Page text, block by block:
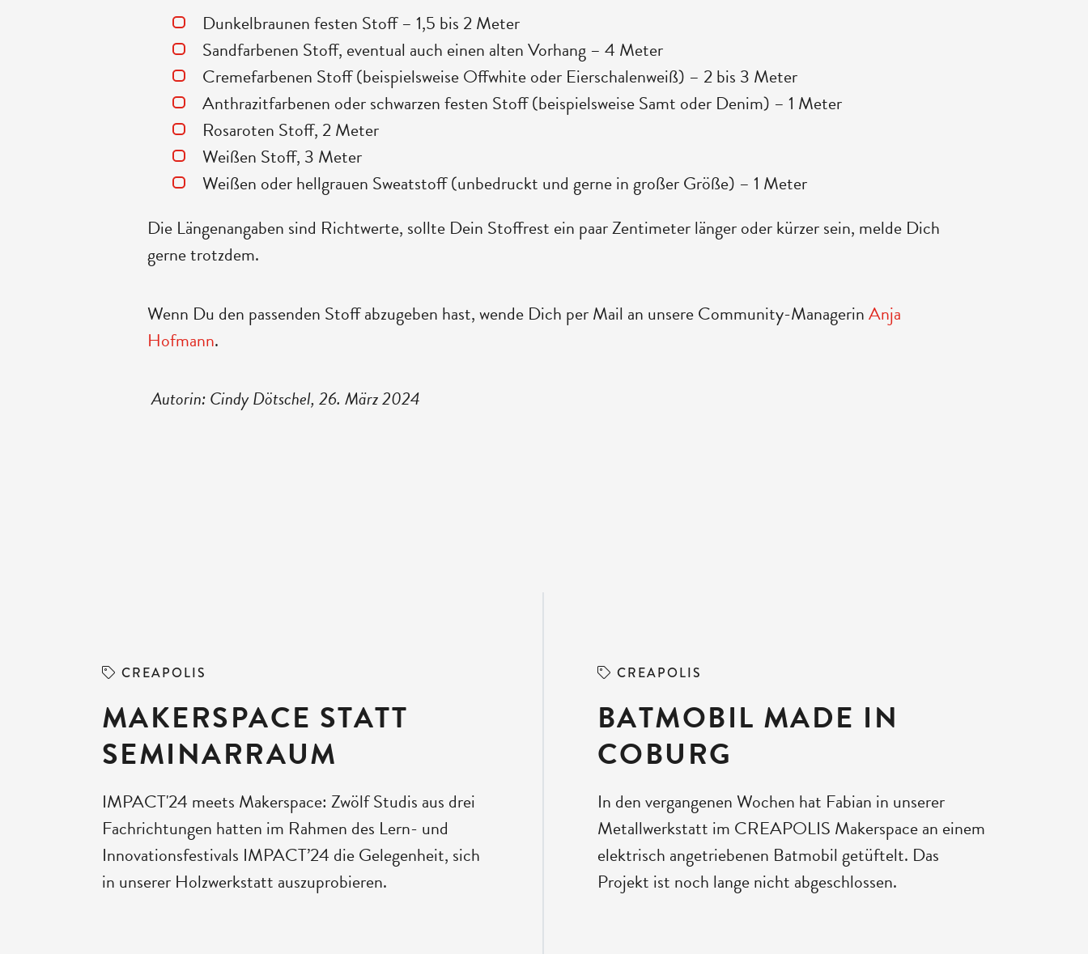
Dunkelbraunen festen Stoff – 1,5 bis 2 Meter
Sandfarbenen Stoff, eventual auch einen alten Vorhang – 4 Meter
Cremefarbenen Stoff (beispielsweise Offwhite oder Eierschalenweiß) – 2 bis 3 Meter
Anthrazitfarbenen oder schwarzen festen Stoff (beispielsweise Samt oder Denim) – 1 Meter
Rosaroten Stoff, 2 Meter
Weißen Stoff, 3 Meter
Weißen oder hellgrauen Sweatstoff (unbedruckt und gerne in großer Größe) – 1 Meter
Die Längenangaben sind Richtwerte, sollte Dein Stoffrest ein paar Zentimeter länger oder kürzer sein, melde Dich
gerne trotzdem.
Wenn Du den passenden Stoff abzugeben hast, wende Dich per Mail an unsere Community-ManagerinAnja
Hofmann.
Autorin: Cindy Dötschel, 26. März 2024
CREAPOLIS
MAKERSPACE STATT
SEMINARRAUM
IMPACT'24 meets Makerspace: Zwölf Studis aus drei
Fachrichtungen hatten im Rahmen des Lern- und
Innovationsfestivals IMPACT’24 die Gelegenheit, sich
in unserer Holzwerkstatt auszuprobieren.
CREAPOLIS
BATMOBIL MADE IN
COBURG
In den vergangenen Wochen hat Fabian in unserer
Metallwerkstatt im CREAPOLIS Makerspace an einem
elektrisch angetriebenen Batmobil getüftelt. Das
Projekt ist noch lange nicht abgeschlossen.